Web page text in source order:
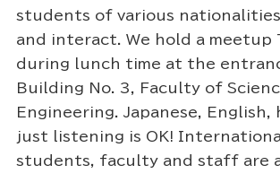
students of various
and interact. We hold a meetup
during lunch time at the
Building No. 3, Faculty of
Engineering. Japanese, English,
just listening is OK!
students, faculty and staff are